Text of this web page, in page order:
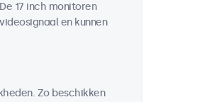
17 inch monitoren
en kunnen
Zo beschikken